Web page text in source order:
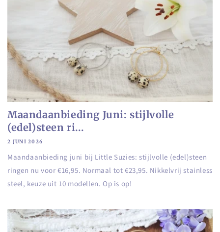
Maandaanbieding Juni: stijlvolle
(edel)steen ri...
2 JUNI 2026
Maandaanbieding juni bij Little Suzies: stijlvolle (edel)steen
ringen nu voor €16,95. Normaal tot €23,95. Nikkelvrij stainless
steel, keuze uit 10 modellen. Op is op!